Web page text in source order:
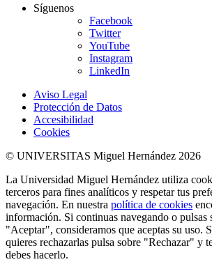
Síguenos
Facebook
Twitter
YouTube
Instagram
LinkedIn
Aviso Legal
Protección de Datos
Accesibilidad
Cookies
© UNIVERSITAS Miguel Hernández 2026
La Universidad Miguel Hernández utiliza
terceros para fines analíticos y respetar tus
navegación. En nuestra política de cookies
información. Si continuas navegando o pulsas
"Aceptar", consideramos que aceptas su uso.
quieres rechazarlas pulsa sobre "Rechazar" y
debes hacerlo.